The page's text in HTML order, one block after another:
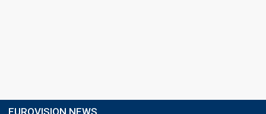
EUROVISION NEWS